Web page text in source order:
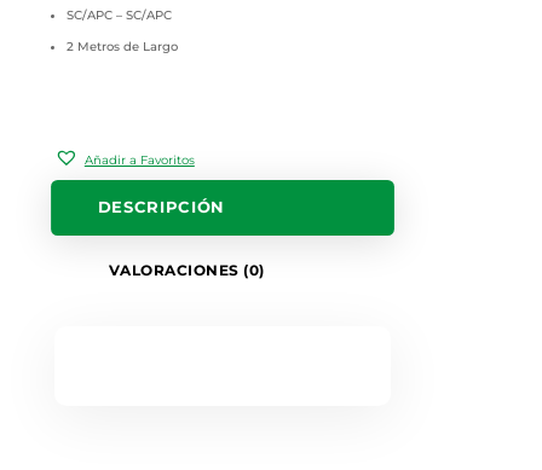
SC/APC – SC/APC
2 Metros de Largo
Añadir a Favoritos
DESCRIPCIÓN
VALORACIONES (0)